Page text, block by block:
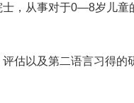
，从事对于0—8岁儿童
估以及第二语言习得的